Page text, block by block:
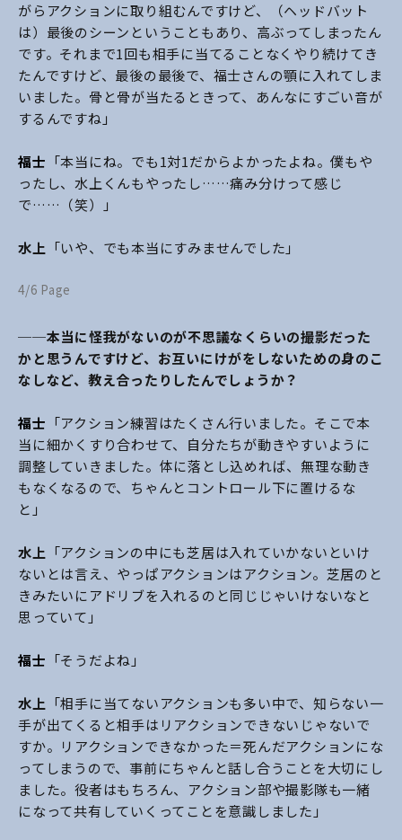
がらアクションに取り組むんですけど、（ヘッドバット
は）最後のシーンということもあり、高ぶってしまったん
です。それまで1回も相手に当てることなくやり続けてき
たんですけど、最後の最後で、福士さんの顎に入れてしま
いました。骨と骨が当たるときって、あんなにすごい音が
するんですね」
福士 「本当にね。でも1対1だからよかったよね。僕もや
ったし、水上くんもやったし……痛み分けって感じ
で……（笑）」
水上 「いや、でも本当にすみませんでした」
4/6 Page
──本当に怪我がないのが不思議なくらいの撮影だった
かと思うんですけど、お互いにけがをしないための身のこ
なしなど、教え合ったりしたんでしょうか？
福士 「アクション練習はたくさん行いました。そこで本
当に細かくすり合わせて、自分たちが動きやすいように
調整していきました。体に落とし込めれば、無理な動き
もなくなるので、ちゃんとコントロール下に置けるな
と」
水上 「アクションの中にも芝居は入れていかないといけ
ないとは言え、やっぱアクションはアクション。芝居のと
きみたいにアドリブを入れるのと同じじゃいけないなと
思っていて」
福士 「そうだよね」
水上 「相手に当てないアクションも多い中で、知らない一
手が出てくると相手はリアクションできないじゃないで
すか。リアクションできなかった＝死んだアクションにな
ってしまうので、事前にちゃんと話し合うことを大切にし
ました。役者はもちろん、アクション部や撮影隊も一緒
になって共有していくってことを意識しました」